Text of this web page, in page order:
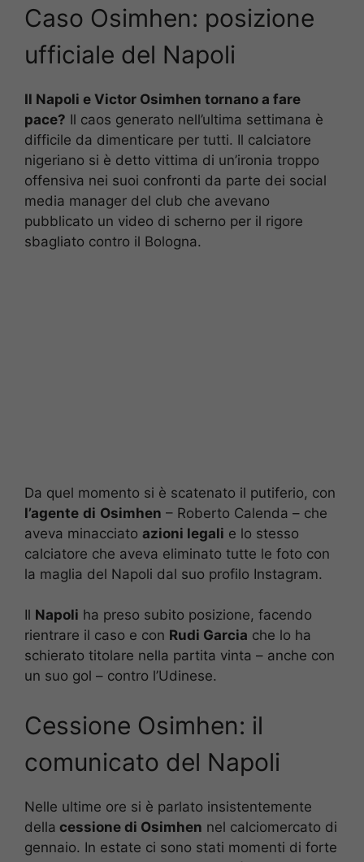
Caso Osimhen: posizione
ufficiale del Napoli
Il Napoli e Victor Osimhen tornano a fare
pace? Il caos generato nell’ultima settimana è
difficile da dimenticare per tutti. Il calciatore
nigeriano si è detto vittima di un’ironia troppo
offensiva nei suoi confronti da parte dei social
media manager del club che avevano
pubblicato un video di scherno per il rigore
sbagliato contro il Bologna.
Da quel momento si è scatenato il putiferio, con
l’agente di Osimhen – Roberto Calenda – che
aveva minacciato azioni legali e lo stesso
calciatore che aveva eliminato tutte le foto con
la maglia del Napoli dal suo profilo Instagram.
Il Napoli ha preso subito posizione, facendo
rientrare il caso e con Rudi Garcia che lo ha
schierato titolare nella partita vinta – anche con
un suo gol – contro l’Udinese.
Cessione Osimhen: il
comunicato del Napoli
Nelle ultime ore si è parlato insistentemente
della cessione di Osimhen nel calciomercato di
gennaio. In estate ci sono stati momenti di forte